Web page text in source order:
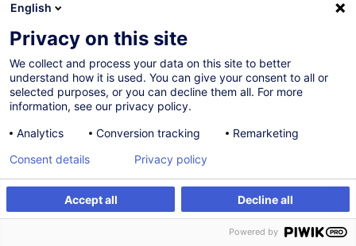
Accès réglementé à la profession
Schulung von ADR Fahrzeugführern (ADR) -
transports de marchandises dangereuses
(LU)
LU
English
Privacy on this site
We collect and process your data on this site to better
understand how it is used. You can give your consent to all or
selected purposes, or you can decline them all. For more
information, see our privacy policy.
Analytics
Conversion tracking Remarketing
Accept all Decline all
Consent details Privacy policy
Powered by